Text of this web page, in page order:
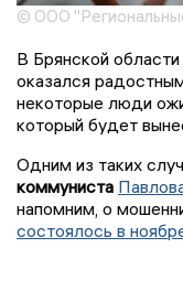
© ООО
В Брянской
оказался
некоторые люди
который будет
Одним из таких
коммуниста
напомним, о
состоялось в